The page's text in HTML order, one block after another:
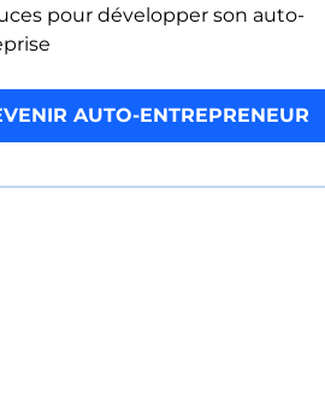
pour développer son auto-
AUTO-ENTREPRENEUR